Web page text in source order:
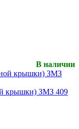
В наличии
крышки) ЗМЗ 409